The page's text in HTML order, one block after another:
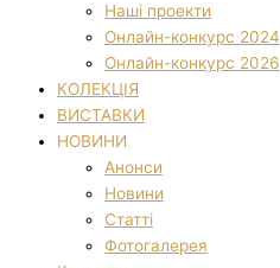
Наші проекти
Онлайн-конкурс 2024
Онлайн-конкурс 2026
КОЛЕКЦІЯ
ВИСТАВКИ
НОВИНИ
Анонси
Новини
Статті
Фотогалерея